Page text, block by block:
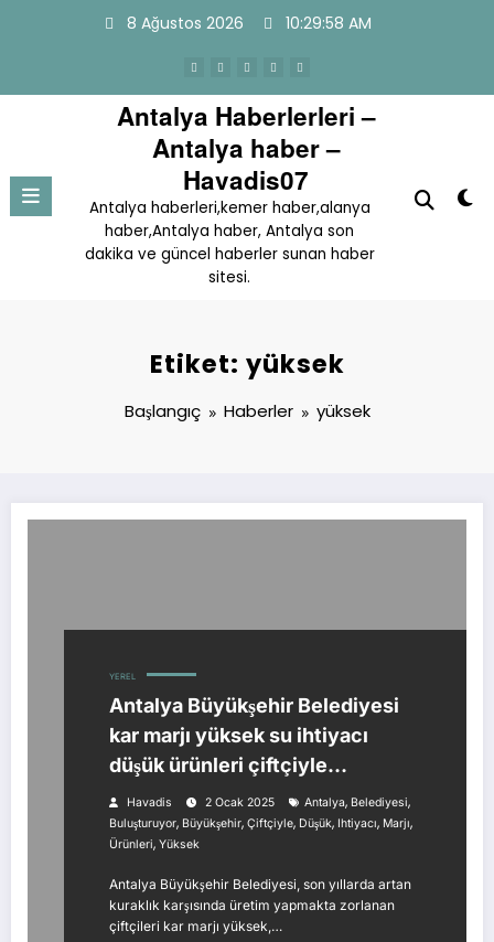
8 Ağustos 2026 10:29:59 AM
Antalya Haberlerleri –
Antalya haber –
Havadis07
Antalya haberleri,kemer haber,alanya
haber,Antalya haber, Antalya son
dakika ve güncel haberler sunan haber
sitesi.
Etiket: yüksek
Başlangıç Haberler yüksek
YEREL
Antalya Büyükşehir Belediyesi
kar marjı yüksek su ihtiyacı
düşük ürünleri çiftçiyle
buluşturuyor
Havadis 2 Ocak 2025 Antalya, Belediyesi,
Buluşturuyor, Büyükşehir, Çiftçiyle, Düşük, Ihtiyacı, Marjı,
Ürünleri, Yüksek
Antalya Büyükşehir Belediyesi, son yıllarda artan
kuraklık karşısında üretim yapmakta zorlanan
çiftçileri kar marjı yüksek,…